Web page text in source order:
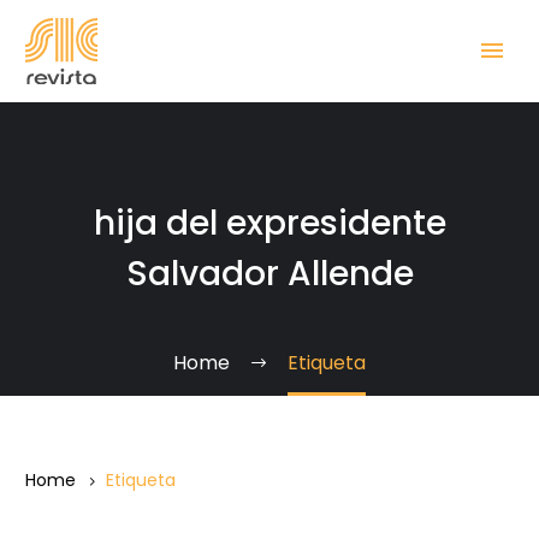
hija del expresidente
Salvador Allende
Home Etiqueta
Home Etiqueta